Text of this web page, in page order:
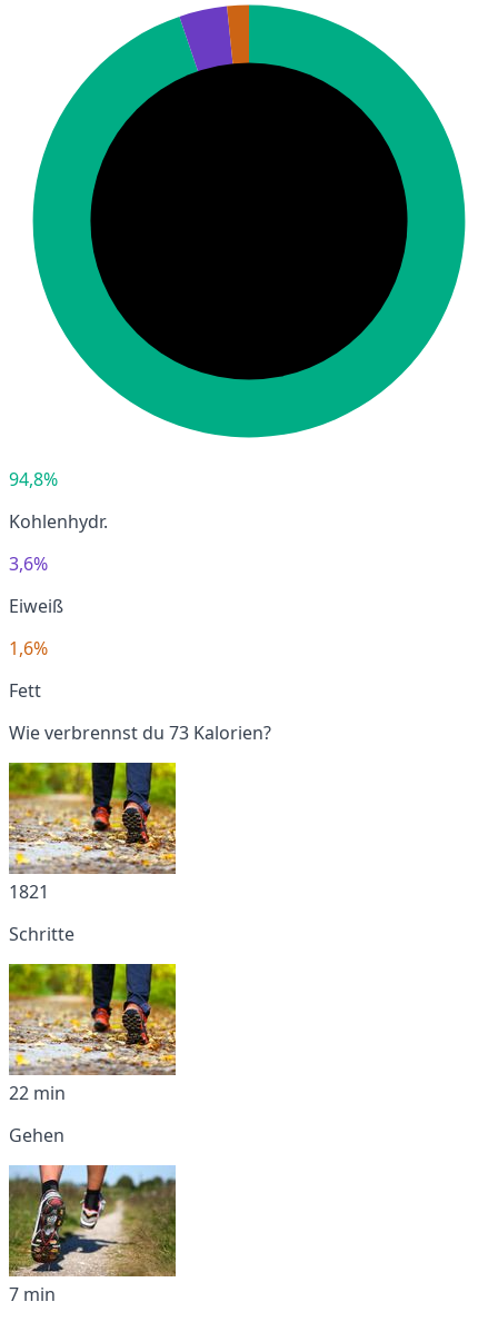
94,8%
Kohlenhydr.
3,6%
Eiweiß
1,6%
Fett
Wie verbrennst du 73 Kalorien?
1821
Schritte
22 min
Gehen
7 min